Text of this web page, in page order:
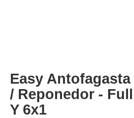
Easy
/ Reponedor -
Y 6x1